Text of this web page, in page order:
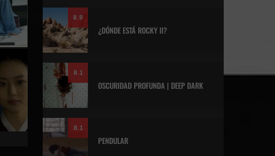
8.9
¿DÓNDE ESTÁ ROCKY II?
8.1
OSCURIDAD PROFUNDA | DEEP DARK
8.1
PENDULAR